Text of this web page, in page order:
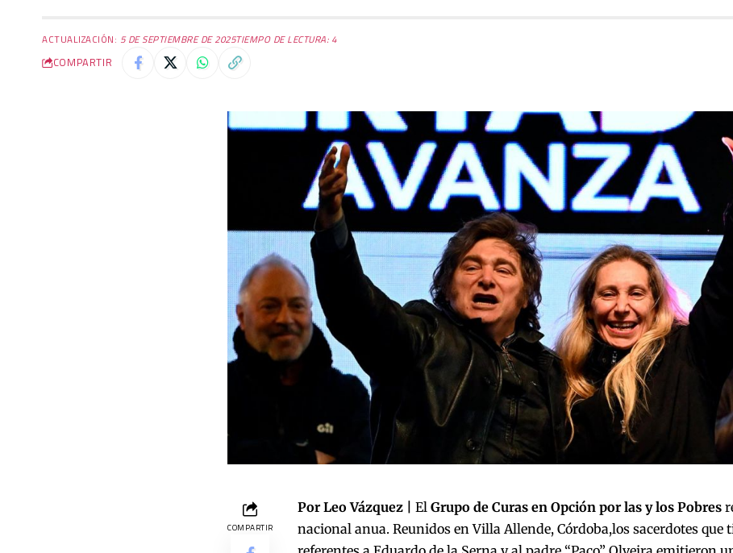
ACTUALIZACIÓN: 5 DE SEPTIEMBRE DE 2025TIEMPO DE LECTURA: 4
COMPARTIR
COMPARTIR
Por Leo Vázquez | El Grupo de Curas en Opción por las y los Pobres
nacional anua. Reunidos en Villa Allende, Córdoba,los sacerdotes que